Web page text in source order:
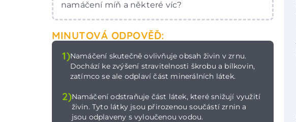
namáčení míň a některé víc?
MINUTOVÁ ODPOVĚĎ:
1)Namáčení skutečně ovlivňuje obsah živin v zrnu.
Dochází ke zvýšení stravitelnosti škrobu a bílkovin,
zatímco se ale odplaví část minerálních látek.
2)Namáčení odstraňuje část látek, které snižují využití
živin. Tyto látky jsou přirozenou součástí zrnin a
jsou odplaveny s vyloučenou vodou.